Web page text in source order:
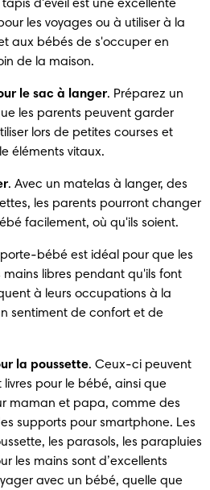
tapis d'éveil est une excellente
les voyages ou à utiliser à la
aux bébés de s'occuper en
de la maison.
le sac à langer. Préparez un
les parents peuvent garder
lors de petites courses et
éléments vitaux.
. Avec un matelas à langer, des
les parents pourront changer
facilement, où qu'ils soient.
porte-bébé est idéal pour que les
libres pendant qu'ils font
à leurs occupations à la
sentiment de confort et de
la poussette. Ceux-ci peuvent
livres pour le bébé, ainsi que
maman et papa, comme des
supports pour smartphone. Les
les parasols, les parapluies
les mains sont d’excellents
avec un bébé, quelle que